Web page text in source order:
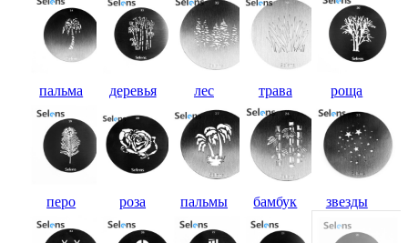
пальма деревья лес трава роща
перо роза пальмы бамбук звезды